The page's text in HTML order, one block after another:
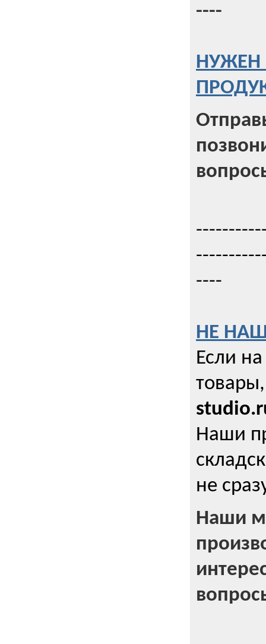
----
НУЖЕН
----
НЕ
Если
Наши
не
Наши